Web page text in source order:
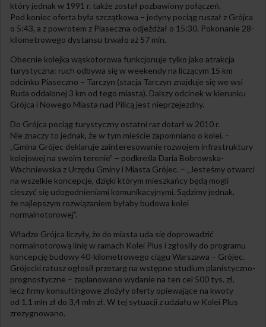
który jednak w 1991 r. także został pozbawiony połączeń.
Pod koniec oferta była szczątkowa – jedyny pociąg ruszał z Grójca
o 5:43, a z powrotem z Piaseczna odjeżdżał o 15:30. Pokonanie 28-
kilometrowego dystansu trwało aż 57 min.
Obecnie kolejka wąskotorowa funkcjonuje tylko jako atrakcja
turystyczna: ruch odbywa się w weekendy na liczącym 15 km
odcinku Piaseczno – Tarczyn (stacja Tarczyn znajduje się we wsi
Ruda oddalonej 3 km od tego miasta). Dalszy odcinek w kierunku
Grójca i Nowego Miasta nad Pilicą jest nieprzejezdny.
Do Grójca pociąg turystyczny ostatni raz dotarł w 2010 r.
Nie znaczy to jednak, że w tym mieście zapomniano o kolei. –
„Gmina Grójec deklaruje zainteresowanie rozwojem infrastruktury
kolejowej na swoim terenie” – podkreśla Daria Bobrowska-
Wachniewska z Urzędu Gminy i Miasta Grójec. – „Jesteśmy otwarci
na wszelkie koncepcje, dzięki którym mieszkańcy będą mogli
cieszyć się udogodnieniami komunikacyjnymi. Sądzimy jednak,
że najlepszym rozwiązaniem byłaby budowa kolei
normalnotorowej”.
Władze Grójca liczyły, że do miasta uda się doprowadzić
normalnotorową linię w ramach Kolei Plus i zgłosiły do programu
koncepcję budowy 40-kilometrowego ciągu Warszawa – Grójec.
Grójecki ratusz ogłosił przetarg na wstępne studium planistyczno-
prognostyczne – zaplanowano wydanie na ten cel 500 tys. zł,
lecz firmy konsultingowe złożyły oferty opiewające na kwoty
od 1,1 mln zł do 3,4 mln zł. W tej sytuacji z udziału w Kolei Plus
zrezygnowano.